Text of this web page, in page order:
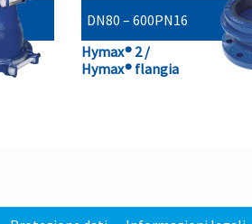
DN80 – 600PN16
Hymax® 2 /
Hymax® flangia